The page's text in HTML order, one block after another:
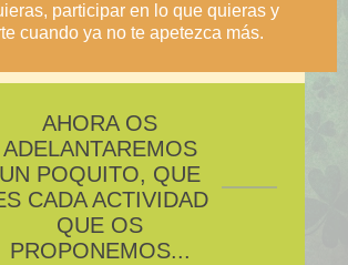
participar en lo que quieras y
cuando ya no te apetezca más.
AHORA OS
ADELANTAREMOS
UN POQUITO, QUE
CADA ACTIVIDAD
QUE OS
PROPONEMOS...